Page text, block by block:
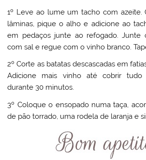
1º Leve ao lume um tacho com azeite.
lâminas, pique o alho e adicione ao
em pedaços junte ao refogado. Junte
com sal e regue com o vinho branco.
2º Corte as batatas descascadas em
Adicione mais vinho até cobrir
durante 30 minutos.
3º Coloque o ensopado numa taça,
de pão torrado, uma rodela de laranja e